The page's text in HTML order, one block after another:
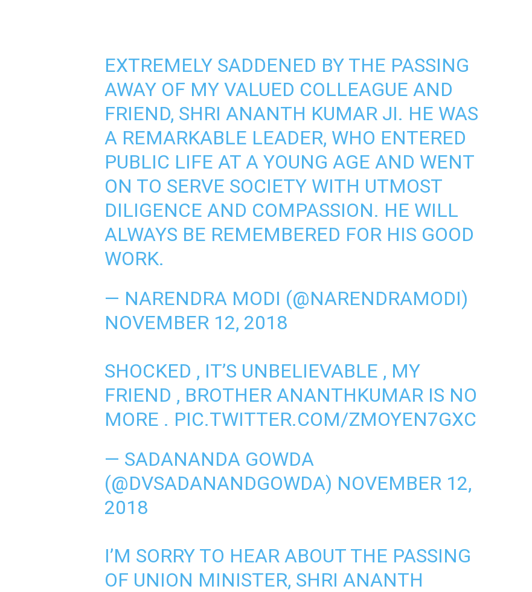
EXTREMELY SADDENED BY THE PASSING
AWAY OF MY VALUED COLLEAGUE AND
FRIEND, SHRI ANANTH KUMAR JI. HE WAS
A REMARKABLE LEADER, WHO ENTERED
PUBLIC LIFE AT A YOUNG AGE AND WENT
ON TO SERVE SOCIETY WITH UTMOST
DILIGENCE AND COMPASSION. HE WILL
ALWAYS BE REMEMBERED FOR HIS GOOD
WORK.
— NARENDRA MODI (@NARENDRAMODI)
NOVEMBER 12, 2018
SHOCKED , IT’S UNBELIEVABLE , MY
FRIEND , BROTHER ANANTHKUMAR IS NO
MORE . PIC.TWITTER.COM/ZMOYEN7GXC
— SADANANDA GOWDA
(@DVSADANANDGOWDA) NOVEMBER 12,
2018
I’M SORRY TO HEAR ABOUT THE PASSING
OF UNION MINISTER, SHRI ANANTH